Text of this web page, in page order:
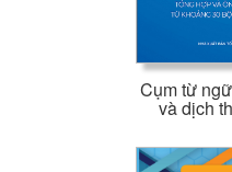
Cụm từ
và dịch